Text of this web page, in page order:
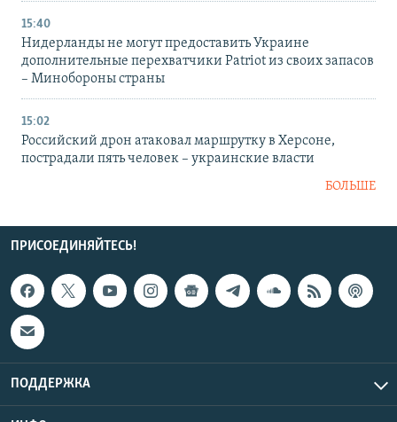
15:40
Нидерланды не могут предоставить Украине
дополнительные перехватчики Patriot из своих запасов
– Минобороны страны
15:02
Российский дрон атаковал маршрутку в Херсоне,
пострадали пять человек – украинские власти
БОЛЬШЕ
ПРИСОЕДИНЯЙТЕСЬ!
ПОДДЕРЖКА